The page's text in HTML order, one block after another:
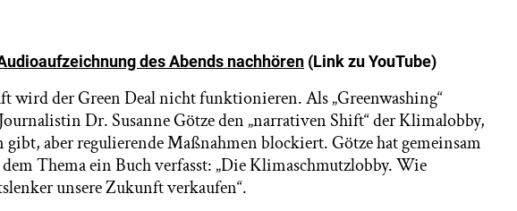
des Abends nachhören (Link zu YouTube)
wird der Green Deal nicht funktionieren. Als „Greenwashing“
Dr. Susanne Götze den „narrativen Shift“ der Klimalobby,
gibt, aber regulierende Maßnahmen blockiert. Götze hat gemeinsam
Thema ein Buch verfasst: „Die Klimaschmutzlobby. Wie
unsere Zukunft verkaufen“.